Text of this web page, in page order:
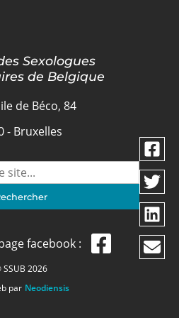
Sexologues
de Belgique
de Béco, 84
- Bruxelles
facebook :
2026
par Neodiensis